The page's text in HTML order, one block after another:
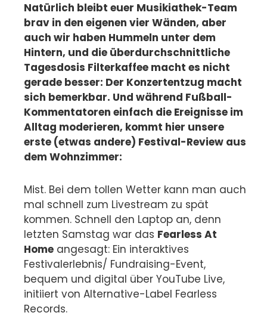
Natürlich bleibt euer Musikiathek-Team
brav in den eigenen vier Wänden, aber
auch wir haben Hummeln unter dem
Hintern, und die überdurchschnittliche
Tagesdosis Filterkaffee macht es nicht
gerade besser: Der Konzertentzug macht
sich bemerkbar. Und während Fußball-
Kommentatoren einfach die Ereignisse im
Alltag moderieren, kommt hier unsere
erste (etwas andere) Festival-Review aus
dem Wohnzimmer:
Mist. Bei dem tollen Wetter kann man auch
mal schnell zum Livestream zu spät
kommen. Schnell den Laptop an, denn
letzten Samstag war das Fearless At
Home angesagt: Ein interaktives
Festivalerlebnis/ Fundraising-Event,
bequem und digital über YouTube Live,
initiiert von Alternative-Label Fearless
Records.